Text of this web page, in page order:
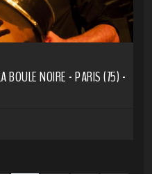
BOULE NOIRE - PARIS (75) -